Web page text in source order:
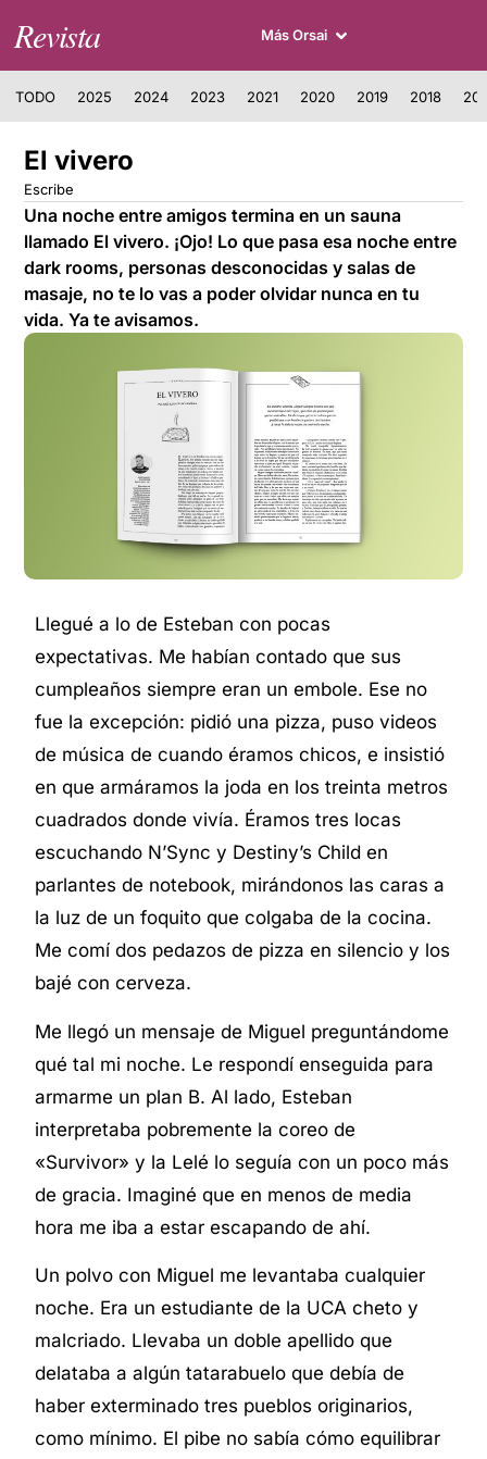
Revista Más Orsai
TODO 2025 2024 2023 2021 2020 2019 2018
El vivero
Escribe
Una noche entre amigos termina en un sauna
llamado El vivero. ¡Ojo! Lo que pasa esa noche entre
dark rooms, personas desconocidas y salas de
masaje, no te lo vas a poder olvidar nunca en tu
vida. Ya te avisamos.
Llegué a lo de Esteban con pocas
expectativas. Me habían contado que sus
cumpleaños siempre eran un embole. Ese no
fue la excepción: pidió una pizza, puso videos
de música de cuando éramos chicos, e insistió
en que armáramos la joda en los treinta metros
cuadrados donde vivía. Éramos tres locas
escuchando N’Sync y Destiny’s Child en
parlantes de notebook, mirándonos las caras a
la luz de un foquito que colgaba de la cocina.
Me comí dos pedazos de pizza en silencio y los
bajé con cerveza.
Me llegó un mensaje de Miguel preguntándome
qué tal mi noche. Le respondí enseguida para
armarme un plan B. Al lado, Esteban
interpretaba pobremente la coreo de
«Survivor» y la Lelé lo seguía con un poco más
de gracia. Imaginé que en menos de media
hora me iba a estar escapando de ahí.
Un polvo con Miguel me levantaba cualquier
noche. Era un estudiante de la UCA cheto y
malcriado. Llevaba un doble apellido que
delataba a algún tatarabuelo que debía de
haber exterminado tres pueblos originarios,
como mínimo. El pibe no sabía cómo equilibrar